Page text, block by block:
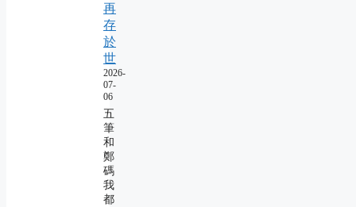
再
存
於
世
2026-
07-
06
五
筆
和
鄭
碼
我
都